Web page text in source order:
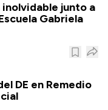
inolvidable junto a
Gabriela
DE en Remedio